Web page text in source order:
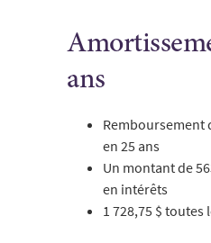
ans
Remboursement
en 25 ans
Un montant de
en intérêts
1 728,75 $ toutes